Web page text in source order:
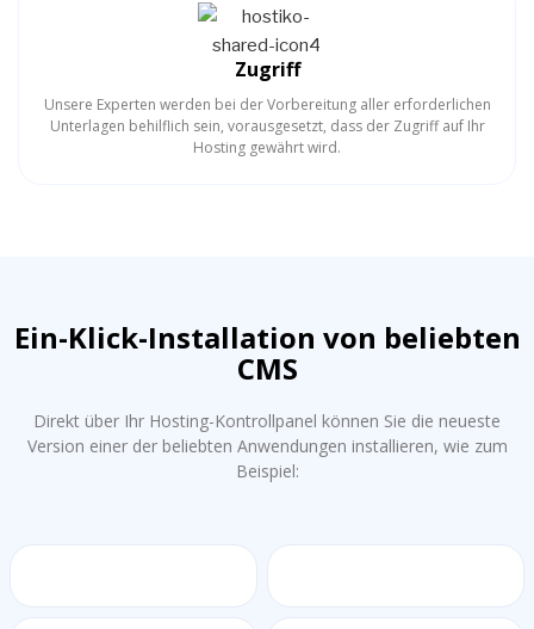
Zugriff
Unsere Experten werden bei der Vorbereitung aller erforderlichen
Unterlagen behilflich sein, vorausgesetzt, dass der Zugriff auf Ihr
Hosting gewährt wird.
Ein-Klick-Installation von beliebten
CMS
Direkt über Ihr Hosting-Kontrollpanel können Sie die neueste
Version einer der beliebten Anwendungen installieren, wie zum
Beispiel: